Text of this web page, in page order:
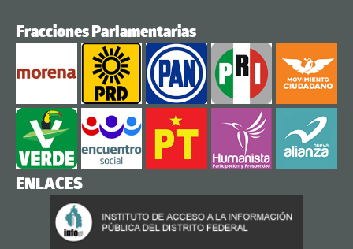
Fracciones Parlamentarias
ENLACES